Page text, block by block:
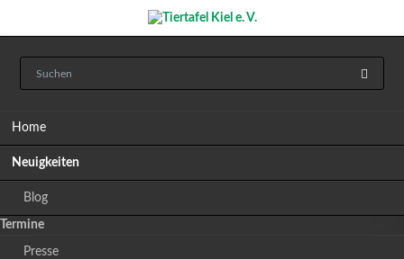
Home
Neuigkeiten
Blog
Termine
Presse